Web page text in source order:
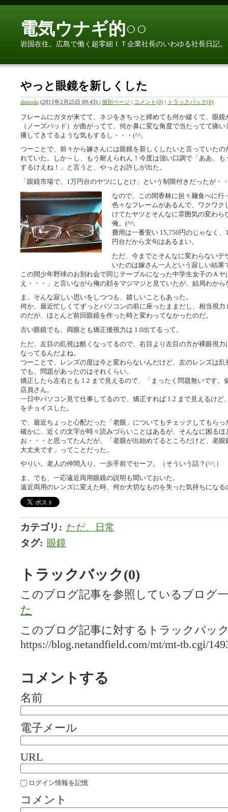
電気ウナギ的○○
岩国在住。広島で働く超零細ＩＴ企業社長のいわゆる社長日記。
やっと眼鏡を新しくした
shinoda (2011年2月25日 09:43) | 個別ページ | コメント(0) | トラックバック(0)
フレームにガタが来てて、ネジをきちっと締めても何か緩くて、眼
（ノーズパッド）が曲がってて、何か鼻に変な角度で当たってて痛
播してきてるような気もするし・・・(^^;
つーことで、前々から嫁さんには眼鏡を新しくしたいと言っていた
れていた。しか～し、もう耐えられん！今度は強い口調で「ああ、
するけえね！」と言うと、やっとお許しが出た。
「眼鏡市場で、1万円台のヤツにしとけ」という制限付きだったが・
なので、この間香林に担々麺食べに
色々なフレームがあるんで、ワクワ
けてたヤツとそんなに雰囲気の変わ
俺。(^^;
費用は一番安い 15,750円のじゃなく
円台だから文句はあるまい。
ただ、今までとそんなに変わらない
いたのは嫁さん一人という寂しい結果
この間少年野球のお別れ会で同じテーブルになった中学生女子のＡ
え・・・」と言いながら俺の顔をマジマジと見ていたが、結局わか
ま、そんな寂しい思いをしつつも、嬉しいこともあった。
何か、最近忙しくてずっとパソコンの前に座ったままだし、相当視
のだが、ほとんど前回眼鏡を作った時と変わってなかったのだ。
古い眼鏡でも、両眼とも矯正後視力は 1.0出てるって。
ただ、左目の乱視は酷くなってるので、右目より左目の方が裸眼視
なってるんだよね。
つーことで、レンズの度は今と変わらないんだけど、左のレンズは
でも、問題があったのはそれくらい。
矯正したら左右とも 1.2 まで見えるので、「まったく問題無いです
店員さん。
一日中パソコン見て仕事してるので、矯正すれば 1.2 まで見えるけ
をチョイスした。
で、最近ちょっと心配だった「老眼」についてもチェックしてもらっ
確かに、近くの文字が時々読みづらいことはあるが、そんなに困る
お・・・と思ってたんだが、「老眼が出始めてるところだけど、老
大丈夫です」ってことだった。
やりい。老人の仲間入り、一歩手前でセーフ。（そういう話？(^^;）
ま、でも、一応遠近両用眼鏡の説明も聞いておいた。
遠近両用のレンズに変えた時、何か大切なものを失った気持ちにな
カテゴリ : ただ、日常
タグ: 眼鏡
トラックバック(0)
このブログ記事を参照しているブログ
た
このブログ記事に対するトラックバッ
https://blog.netandfield.com/mt/mt-tb.cgi/
コメントする
名前
電子メール
URL
ログイン情報を記憶
コメント